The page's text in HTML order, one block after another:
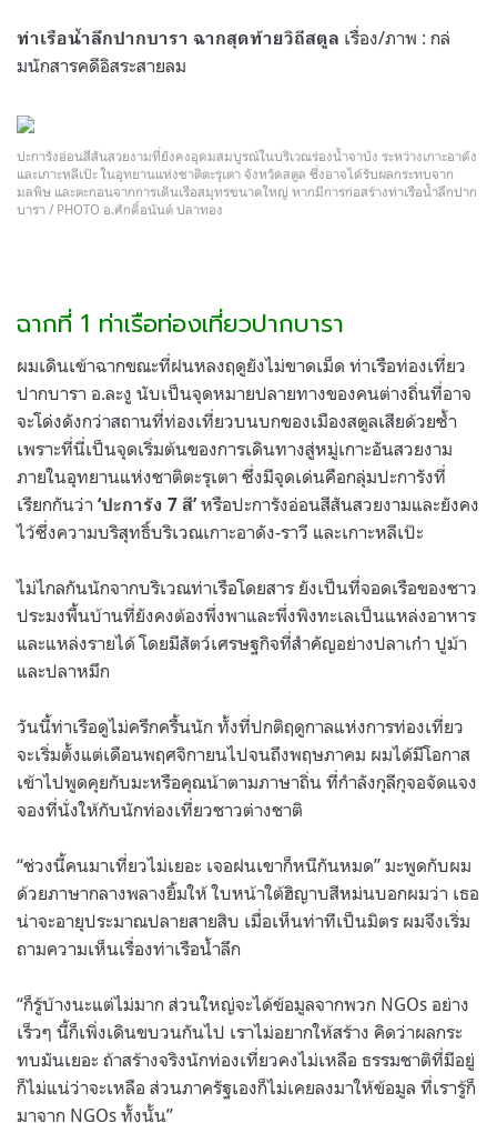
ท่าเรือน้ำลึกปากบารา ฉากสุดท้ายวิถีสตูล เรื่อง/ภาพ : กล่
มนักสารคดีอิสระสายลม
ปะการังอ่อนสีสันสวยงามที่ยังคงอุดมสมบูรณ์ในบริเวณร่องน้ำจาบัง ระหว่างเกาะอาดัง
และเกาะหลีเป๊ะ ในอุทยานแห่งชาติตะรุเตา จังหวัดสตูล ซึ่งอาจได้รับผลกระทบจาก
มลพิษ และตะกอนจากการเดินเรือสมุทรขนาดใหญ่ หากมีการก่อสร้างท่าเรือน้ำลึกปาก
บารา / PHOTO อ.ศักดิ์อนันต์ ปลาทอง
ฉากที่ 1 ท่าเรือท่องเที่ยวปากบารา
ผมเดินเข้าฉากขณะที่ฝนหลงฤดูยังไม่ขาดเม็ด ท่าเรือท่องเที่ยว
ปากบารา อ.ละงู นับเป็นจุดหมายปลายทางของคนต่างถิ่นที่อาจ
จะโด่งดังกว่าสถานที่ท่องเที่ยวบนบกของเมืองสตูลเสียด้วยซ้ำ
เพราะที่นี่เป็นจุดเริ่มต้นของการเดินทางสู่หมู่เกาะอันสวยงาม
ภายในอุทยานแห่งชาติตะรุเตา ซึ่งมีจุดเด่นคือกลุ่มปะการังที่
เรียกกันว่า ‘ปะการัง 7 สี’หรือปะการังอ่อนสีสันสวยงามและยังคง
ไว้ซึ่งความบริสุทธิ์บริเวณเกาะอาดัง-ราวี และเกาะหลีเป๊ะ
ไม่ไกลกันนักจากบริเวณท่าเรือโดยสาร ยังเป็นที่จอดเรือของชาว
ประมงพื้นบ้านที่ยังคงต้องพึ่งพาและพึ่งพิงทะเลเป็นแหล่งอาหาร
และแหล่งรายได้ โดยมีสัตว์เศรษฐกิจที่สำคัญอย่างปลาเก๋า ปูม้า
และปลาหมึก
วันนี้ท่าเรือดูไม่ครึกครื้นนัก ทั้งที่ปกติฤดูกาลแห่งการท่องเที่ยว
จะเริ่มตั้งแต่เดือนพฤศจิกายนไปจนถึงพฤษภาคม ผมได้มีโอกาส
เข้าไปพูดคุยกับมะหรือคุณน้าตามภาษาถิ่น ที่กำลังกุลีกุจอจัดแจง
จองที่นั่งให้กับนักท่องเที่ยวชาวต่างชาติ
“ช่วงนี้คนมาเที่ยวไม่เยอะ เจอฝนเขาก็หนีกันหมด” มะพูดกับผม
ด้วยภาษากลางพลางยิ้มให้ ใบหน้าใต้ฮิญาบสีหม่นบอกผมว่า เธอ
น่าจะอายุประมาณปลายสายสิบ เมื่อเห็นท่าทีเป็นมิตร ผมจึงเริ่ม
ถามความเห็นเรื่องท่าเรือน้ำลึก
“ก็รู้บ้างนะแต่ไม่มาก ส่วนใหญ่จะได้ข้อมูลจากพวก NGOs อย่าง
เร็วๆ นี้ก็เพิ่งเดินขบวนกันไป เราไม่อยากให้สร้าง คิดว่าผลกระ
ทบมันเยอะ ถ้าสร้างจริงนักท่องเที่ยวคงไม่เหลือ ธรรมชาติที่มีอยู่
ก็ไม่แน่ว่าจะเหลือ ส่วนภาครัฐเองก็ไม่เคยลงมาให้ข้อมูล ที่เรารู้ก็
มาจาก NGOs ทั้งนั้น”